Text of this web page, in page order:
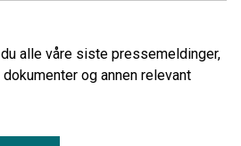
du alle våre siste pressemeldinger,
og annen relevant